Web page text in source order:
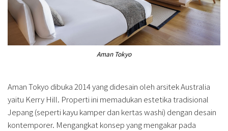
Aman Tokyo
Aman Tokyo dibuka 2014 yang didesain oleh arsitek Australia
yaitu Kerry Hill. Properti ini memadukan estetika tradisional
Jepang (seperti kayu kamper dan kertas washi) dengan desain
kontemporer. Mengangkat konsep yang mengakar pada